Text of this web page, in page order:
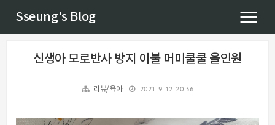
Sseung's Blog
신생아 모로반사 방지 이불 머미쿨쿨 올인원
리뷰/육아 2021. 9. 12. 20:36